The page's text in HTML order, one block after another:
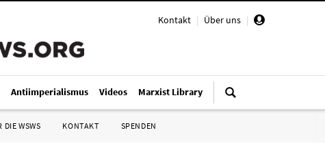
Kontakt | Über uns |
Antiimperialismus Videos Marxist Library
DIE WSWS KONTAKT SPENDEN